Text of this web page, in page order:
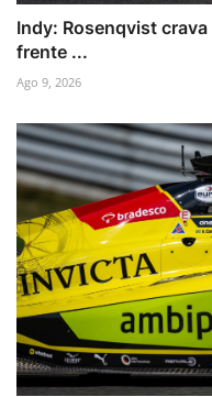
Indy: Rosenqvist
frente ...
Ago 9, 2026